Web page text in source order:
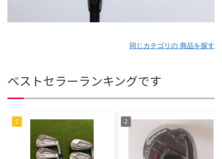
同じカテゴリの 商品を探す
ベストセラーランキングです